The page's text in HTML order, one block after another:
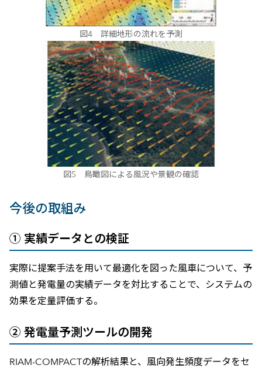
図4 詳細地形の流れを予測
図5 鳥瞰図による風況や景観の確認
今後の取組み
① 実績データとの検証
実際に提案手法を用いて最適化を図った風車について、予
測値と発電量の実績データを対比することで、システムの
効果を定量評価する。
② 発電量予測ツールの開発
RIAM-COMPACTの解析結果と、風向発生頻度データをセ